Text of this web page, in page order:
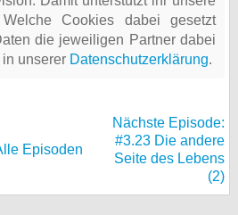
Cookies dabei gesetzt
die jeweiligen Partner dabei
unserer Datenschutzerklärung.
Episoden
Nächste Episode:
#3.23 Die andere
Seite des Lebens
(2)